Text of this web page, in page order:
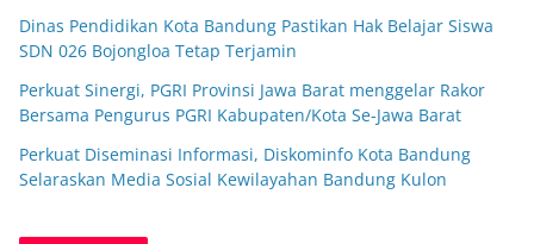
Dinas Pendidikan Kota Bandung Pastikan Hak Belajar Siswa
SDN 026 Bojongloa Tetap Terjamin
Perkuat Sinergi, PGRI Provinsi Jawa Barat menggelar Rakor
Bersama Pengurus PGRI Kabupaten/Kota Se-Jawa Barat
Perkuat Diseminasi Informasi, Diskominfo Kota Bandung
Selaraskan Media Sosial Kewilayahan Bandung Kulon